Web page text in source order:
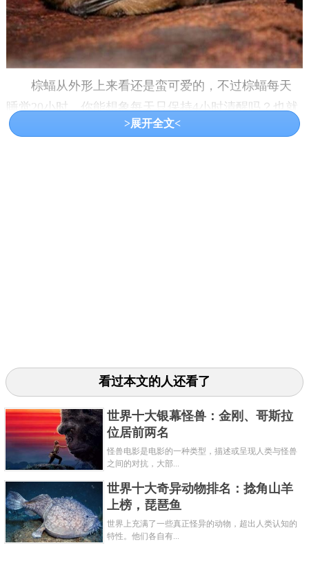
棕蝠从外形上来看还是蛮可爱的，不过棕蝠每天
睡觉20小时，你能想象每天只保持4小时清醒吗？也就
是说除了吃，棕蝠的一生中大部分的时间都是在睡眠
不得不说考拉真的是好可爱好招人喜欢的动物。
考拉每天进食的食物也不少，为了消化这一切，考拉
一天中75％在树上打瞌睡度过。考拉每天睡眠时间至
少是在二十个小时左右，清醒的时候除了吃东西啥也
不干，而且反射弧超长。
关键字：动物
>展开全文<
看过本文的人还看了
世界十大银幕怪兽：金刚、哥斯拉
位居前两名
怪兽电影是电影的一种类型，描述或呈现人类与怪兽
之间的对抗，大部...
世界十大奇异动物排名：捻角山羊
上榜，琵琶鱼
世界上充满了一些真正怪异的动物，超出人类认知的
特性。他们各自有...